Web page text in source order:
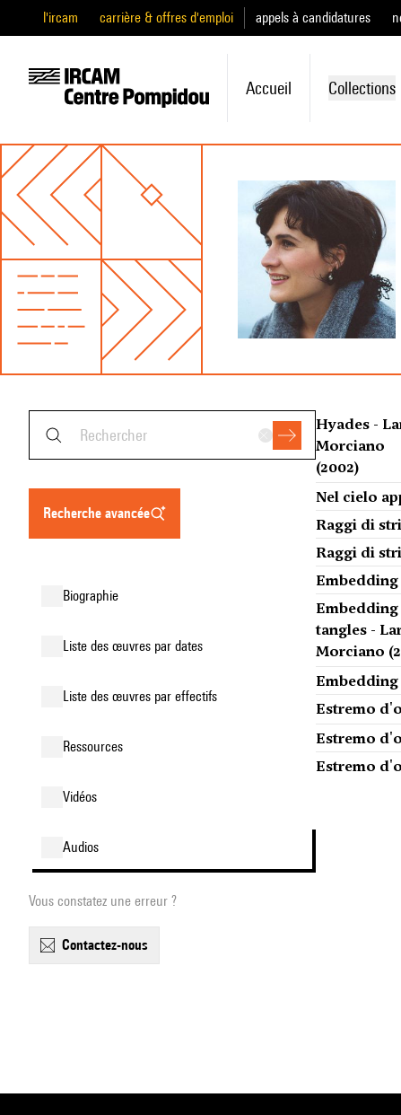
l'ircam carrière & offres d'emploi appels à candidatures
Accueil Collections
recherche avancée
biographie
liste des œuvres par dates
liste des œuvres par effectifs
ressources
vidéos
audios
Vous constatez une erreur ?
contactez-nous
Hyades -
Morciano
(2002)
Nel cielo
Raggi di
Raggi di
Embedding
Embedding
tangles -
Morciano
Embedding
Estremo
Estremo
Estremo